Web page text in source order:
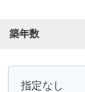
築年数